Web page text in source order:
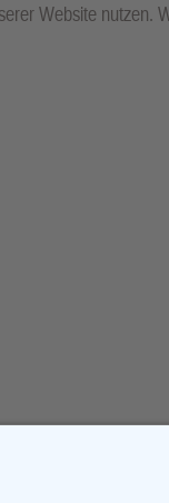
Website nutzen.